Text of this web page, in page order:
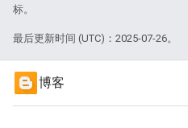
标。
最后更新时间 (UTC)：2025-07-26。
博客